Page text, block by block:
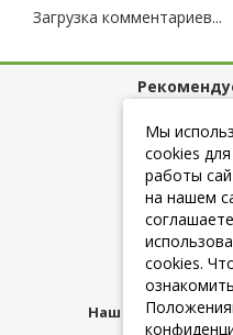
Загрузка комментариев...
+7
Наш адрес:Москва
Мы
cookies
работы
на нашем
cookies.